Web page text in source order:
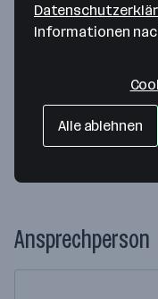
8051 Graz — Route
Ansprechperson
Informationen
Alle ablehnen